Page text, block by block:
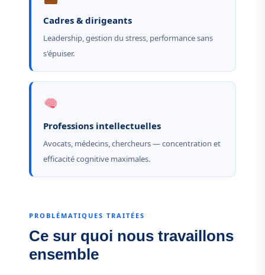
Cadres & dirigeants
Leadership, gestion du stress, performance sans
s'épuiser.
Professions intellectuelles
Avocats, médecins, chercheurs — concentration et
efficacité cognitive maximales.
PROBLÉMATIQUES TRAITÉES
Ce sur quoi nous travaillons
ensemble